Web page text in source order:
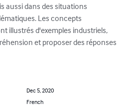
aussi dans des situations
Les concepts
illustrés d'exemples industriels,
et proposer des réponses
Dec 5, 2020
French